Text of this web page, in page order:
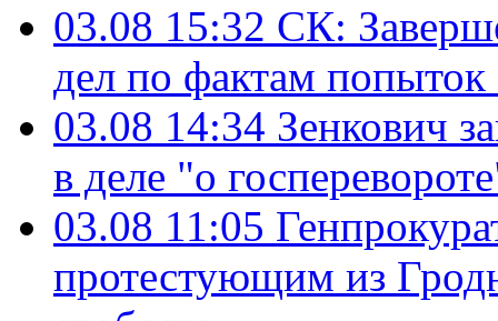
03.08 15:32 СК:
дел по фактам
03.08 14:34 Зенкович
в деле "о
03.08 11:05
протестующим из